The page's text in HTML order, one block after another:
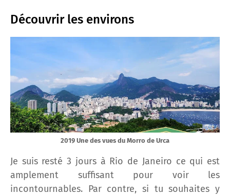
Découvrir les environs
2019 Une des vues du Morro de Urca
Je suis resté 3 jours à Rio de Janeiro ce qui est
amplement suffisant pour voir les
incontournables. Par contre, si tu souhaites y